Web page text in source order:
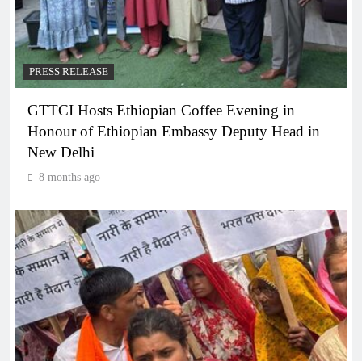
PRESS RELEASE
GTTCI Hosts Ethiopian Coffee Evening in
Honour of Ethiopian Embassy Deputy Head in
New Delhi
8 months ago